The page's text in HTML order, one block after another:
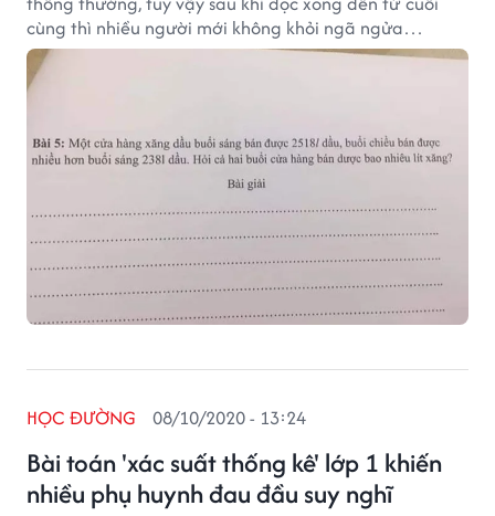
cùng thì nhiều người mới không khỏi ngã ngửa…
Bài toán 'xác suất thống kê' lớp 1 khiến
nhiều phụ huynh đau đầu suy nghĩ
HỌC ĐƯỜNG 08/10/2020 - 13:24